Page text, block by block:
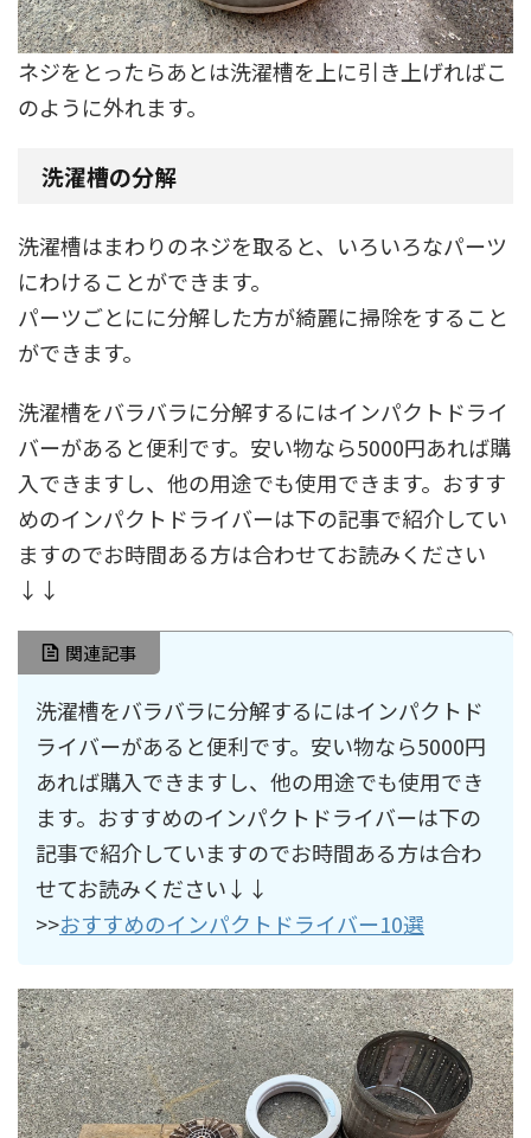
ネジをとったらあとは洗濯槽を上に引き上げればこ
のように外れます。
洗濯槽の分解
洗濯槽はまわりのネジを取ると、いろいろなパーツ
にわけることができます。
パーツごとにに分解した方が綺麗に掃除をすること
ができます。
洗濯槽をバラバラに分解するにはインパクトドライ
バーがあると便利です。安い物なら5000円あれば購
入できますし、他の用途でも使用できます。おすす
めのインパクトドライバーは下の記事で紹介してい
ますのでお時間ある方は合わせてお読みください
↓↓
関連記事
洗濯槽をバラバラに分解するにはインパクトド
ライバーがあると便利です。安い物なら5000円
あれば購入できますし、他の用途でも使用でき
ます。おすすめのインパクトドライバーは下の
記事で紹介していますのでお時間ある方は合わ
せてお読みください↓↓
>>おすすめのインパクトドライバー10選